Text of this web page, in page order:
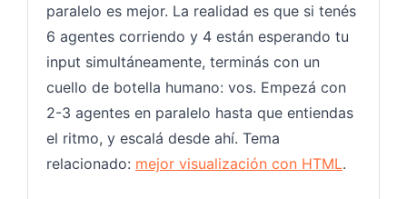
paralelo es mejor. La realidad es que si tenés
6 agentes corriendo y 4 están esperando tu
input simultáneamente, terminás con un
cuello de botella humano: vos. Empezá con
2-3 agentes en paralelo hasta que entiendas
el ritmo, y escalá desde ahí. Tema
relacionado: mejor visualización con HTML.